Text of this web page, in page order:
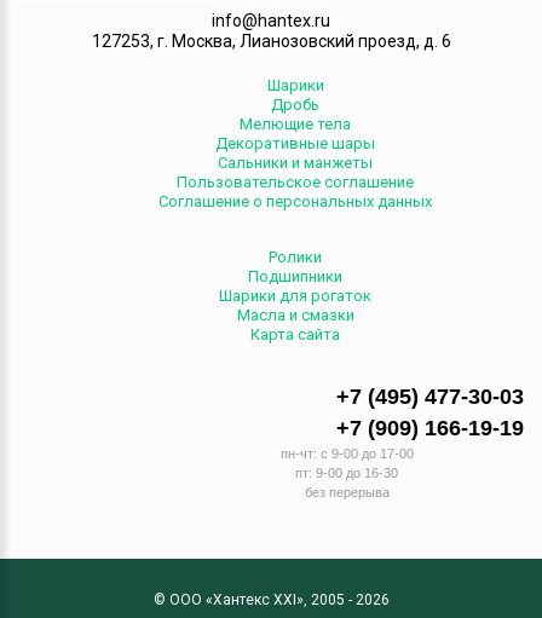
info@hantex.ru
127253, г. Москва, Лианозовский проезд, д. 6
Шарики
Дробь
Мелющие тела
Декоративные шары
Сальники и манжеты
Пользовательское соглашение
Соглашение о персональных данных
Ролики
Подшипники
Шарики для рогаток
Масла и смазки
Карта сайта
+7 (495) 477-30-03
+7 (909) 166-19-19
пн-чт: c 9-00 до 17-00
пт: 9-00 до 16-30
без перерыва
© ООО «Хантекс XXI», 2005 - 2026